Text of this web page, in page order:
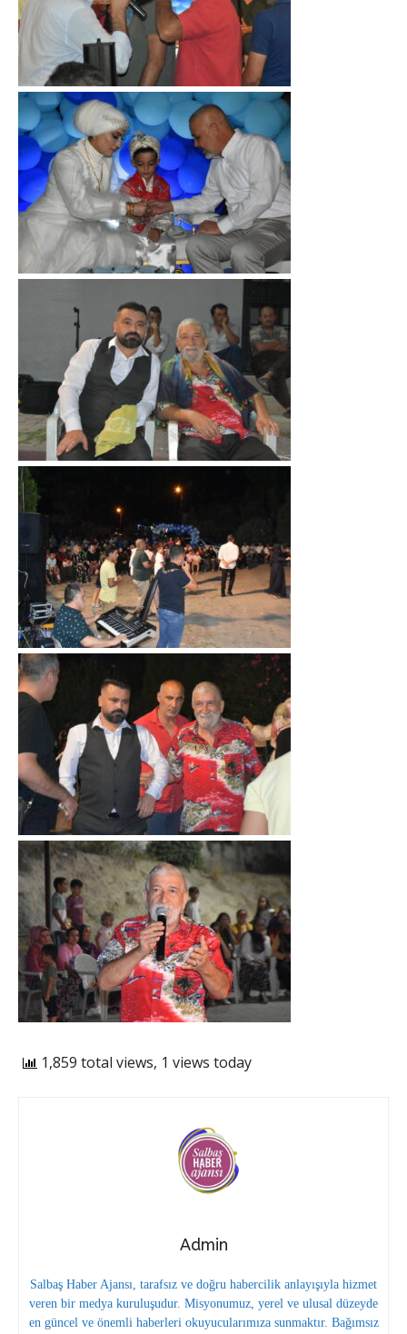
1,859 total views, 1 views today
Admin
Salbaş Haber Ajansı, tarafsız ve doğru habercilik anlayışıyla hizmet
veren bir medya kuruluşudur. Misyonumuz, yerel ve ulusal düzeyde
en güncel ve önemli haberleri okuyucularımıza sunmaktır. Bağımsız